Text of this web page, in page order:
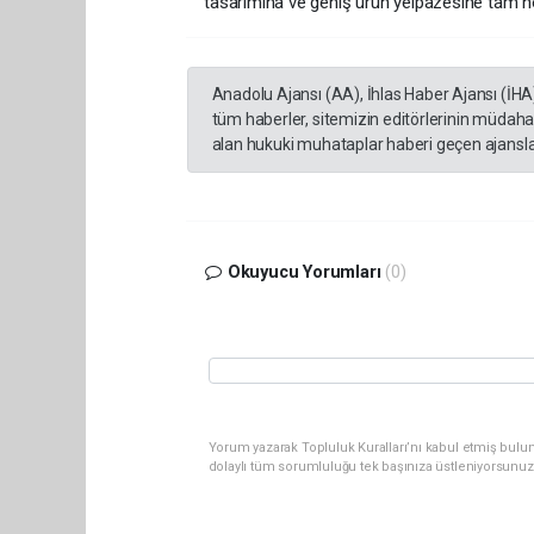
Anadolu Ajansı (AA), İhlas Haber Ajansı
tüm haberler, sitemizin editörlerinin
alan hukuki muhataplar haberi geçen
Okuyucu Yorumları (0)
Yorum yazarak Topluluk Kuralları’nı kabul etmiş
dolaylı tüm sorumluluğu tek başınıza